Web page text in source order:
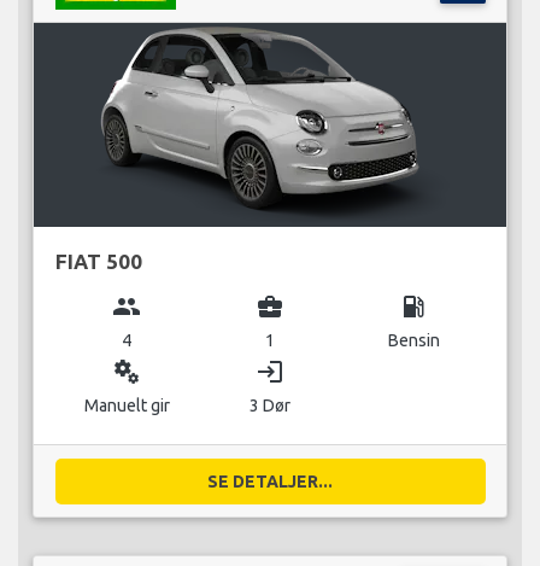
FIAT 500
group
4
business_center
1
local_gas_station
Bensin
miscellaneous_services
Manuelt gir
login
3 Dør
SE DETALJER...